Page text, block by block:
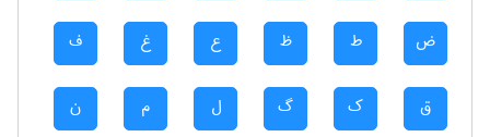
ض ط ظ ع غ ف
ق ک گ ل م ن